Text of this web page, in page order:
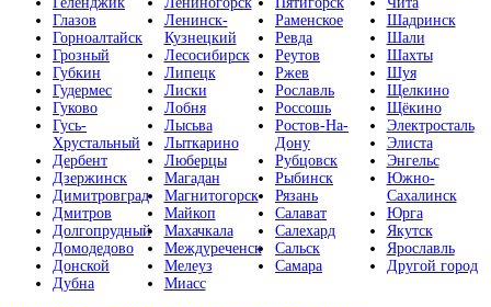
Глазов
Горноалтайск
Грозный
Губкин
Гудермес
Гуково
Гусь-
Хрустальный
Дербент
Дзержинск
Димитровград
Дмитров
Долгопрудный
Домодедово
Донской
Дубна
Ленинск-
Кузнецкий
Лесосибирск
Липецк
Лиски
Лобня
Лысьва
Лыткарино
Люберцы
Магадан
Магнитогорск
Майкоп
Махачкала
Междуреченск
Мелеуз
Миасс
Раменское
Ревда
Реутов
Ржев
Рославль
Россошь
Ростов-На-
Дону
Рубцовск
Рыбинск
Рязань
Салават
Салехард
Сальск
Самара
Шадринск
Шали
Шахты
Шуя
Щелкино
Щёкино
Электросталь
Элиста
Энгельс
Южно-
Сахалинск
Юрга
Якутск
Ярославль
Другой город